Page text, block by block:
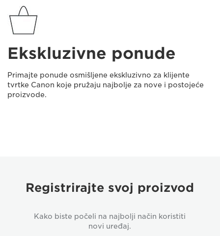
Ekskluzivne ponude
Primajte ponude osmišljene ekskluzivno za klijente
tvrtke Canon koje pružaju najbolje za nove i postojeće
proizvode.
Registrirajte svoj proizvod
Kako biste počeli na najbolji način koristiti
novi uređaj.